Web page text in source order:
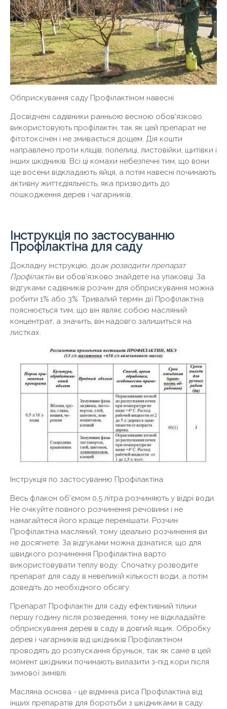
Обприскування саду Профілактіном навесні
Досвідчені садівники ранньою весною обов'язково
використовують профілактін, так як цей препарат не
фітотоксічен і не змивається дощем. Дія кошти
направлено проти кліщів, попелиці, листовійки, щитівки і
інших шкідників. Всі ці комахи небезпечні тим, що вони
ще восени відкладають яйця, а потім навесні починають
активну життєдіяльність, яка призводить до
пошкодження дерев і чагарників.
Інструкція по застосуванню
Профілактіна для саду
Докладну інструкцію, доак розводити препарат
Профілактінви обов'язково знайдете на упаковці. За
відгуками садівників розчин для обприскування можна
робити 1% або 3%. Тривалий термін дії Профілактіна
пояснюється тим, що він являє собою масляний
концентрат, а значить, він надовго залишиться на
листках.
Інструкція по застосуванню Профілактіна
Весь флакон об'ємом 0,5 літра розчиняють у відрі води.
Не очікуйте повного розчинення речовини і не
намагайтеся його краще перемішати. Розчин
Профілактіна масляний, тому ідеально розчинення ви
не досягнете. За відгуками можна дізнатися, що для
швидкого розчинення Профілактіна варто
використовувати теплу воду. Спочатку розводите
препарат для саду в невеликій кількості води, а потім
доведіть до необхідного обсягу.
Препарат Профілактін для саду ефективний тільки
першу годину після розведення, тому не відкладайте
обприскування дерев в саду в довгий ящик. Обробку
дерев і чагарників від шкідників Профілактіном
проводять до розпускання бруньок, так як саме в цей
момент шкідники починають вилазити з-під кори після
зимової зимівлі.
Масляна основа - це відмінна риса Профілактіна від
інших препаратів для боротьби з шкідниками в саду.